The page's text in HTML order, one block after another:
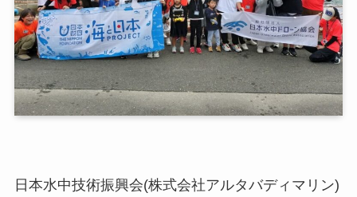
日本水中技術振興会(株式会社アルタバディマリン)